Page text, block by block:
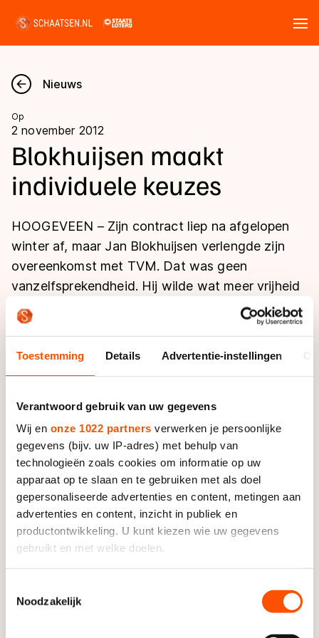
Toestemming Details Advertentie-instellingen
Verantwoord gebruik van uw gegevens
Wij en onze 1022 partners verwerken je persoonlijke
gegevens (bijv. uw IP-adres) met behulp van
technologieën zoals cookies om informatie op uw
apparaat op te slaan en te gebruiken met als doel
gepersonaliseerde advertenties en content, metingen aan
advertenties en content, inzicht in publiek en
productontwikkeling. U kunt kiezen wie uw gegevens
gebruikt en met welke doelen.
Informatie verzamelen over uw geografische locatie,
Noodzakelijk
Nieuws
Kalender
Disciplines
Langebaan
Shorttrack
Inlineskaten
Kunstschaatsen
Uitslagen
Langebaan
Shorttrack
Marathon
Inlineskaten
Kunstschaatsen
Tijden & historie
Ranglijsten Langebaan
Persoonlijke records & tijden
Historie & statistiek
De weg op
Inschrijven wedstrijden
Algemene Nederlandse Schaatstijd
Deze zomer de weg op
Waar kan ik schaatsen en skaten?
Schaatsfans
Alles voor jou als schaatsfan
Evenementen
Tickets
Livestreams
Word schaatsfan!
Winacties
Olympische Spelen
Olympische Spelen
Medaille overzicht
Medaillespiegel
Olympische uitslagen
Van Jong tot Goud verhalen
Nieuws
Op
2 november 2012
Blokhuijsen maakt
individuele keuzes
HOOGEVEEN – Zijn contract liep na afgelopen
winter af, maar Jan Blokhuijsen verlengde zijn
overeenkomst met TVM. Dat was geen
vanzelfsprekendheid. Hij wilde wat meer vrijheid
voor een eigen route en kreeg die. “Ik heb dit jaar
meer individuele keuzes gemaakt”, zegt hij.